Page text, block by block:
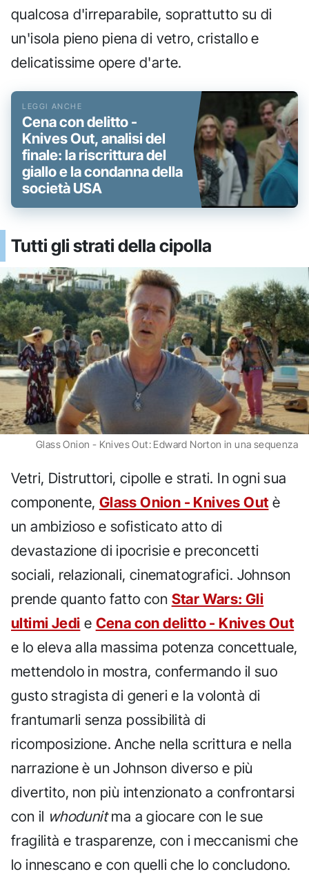
qualcosa d'irreparabile, soprattutto su di
un'isola pieno piena di vetro, cristallo e
delicatissime opere d'arte.
Cena con delitto -
Knives Out, analisi del
finale: la riscrittura del
giallo e la condanna della
società USA
Tutti gli strati della cipolla
Glass Onion - Knives Out: Edward Norton in una sequenza
Vetri, Distruttori, cipolle e strati. In ogni sua
componente, Glass Onion - Knives Out è
un ambizioso e sofisticato atto di
devastazione di ipocrisie e preconcetti
sociali, relazionali, cinematografici. Johnson
prende quanto fatto con Star Wars: Gli
ultimi Jedi e Cena con delitto - Knives Out
e lo eleva alla massima potenza concettuale,
mettendolo in mostra, confermando il suo
gusto stragista di generi e la volontà di
frantumarli senza possibilità di
ricomposizione. Anche nella scrittura e nella
narrazione è un Johnson diverso e più
divertito, non più intenzionato a confrontarsi
con il whodunitma a giocare con le sue
fragilità e trasparenze, con i meccanismi che
lo innescano e con quelli che lo concludono.